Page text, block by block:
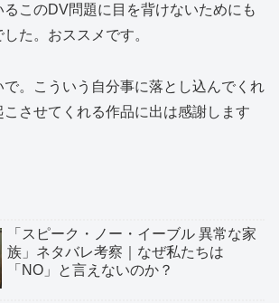
るこのDV問題に目を背けないためにも
た。おススメです。
。こういう自分事に落とし込んでくれ
させてくれる作品に出は感謝します
「スピーク・ノー・イーブル 異常な家
族」ネタバレ考察｜なぜ私たちは
「NO」と言えないのか？